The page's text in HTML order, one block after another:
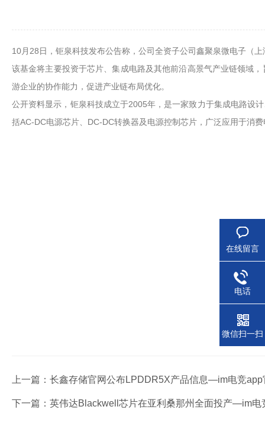
10月28日，钜泉科技发布公告称，公司全资子公司鑫聚泉微电子（
该基金将主要投资于芯片、集成电路及其他前沿高景气产业链领域
游企业的协作能力，促进产业链布局优化。
公开资料显示，钜泉科技成立于2005年，是一家致力于集成电路设
括AC-DC电源芯片、DC-DC转换器及电源控制芯片，广泛应用于消
上一篇： 长鑫存储官网公布LPDDR5X产品信息—im电竞app
下一篇： 英伟达Blackwell芯片在亚利桑那州全面投产—im电
在线留言
电话
微信扫一扫